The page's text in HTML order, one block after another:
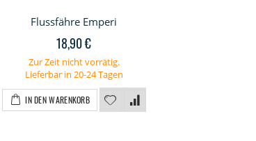
Flussfähre Emperi
18,90 €
Zur Zeit nicht vorrätig.
Lieferbar in 20-24 Tagen
IN DEN WARENKORB